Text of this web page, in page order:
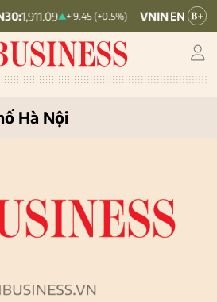
+ 9.45 (+0.5%) VNINDEX:1,768.06
Hà Nội